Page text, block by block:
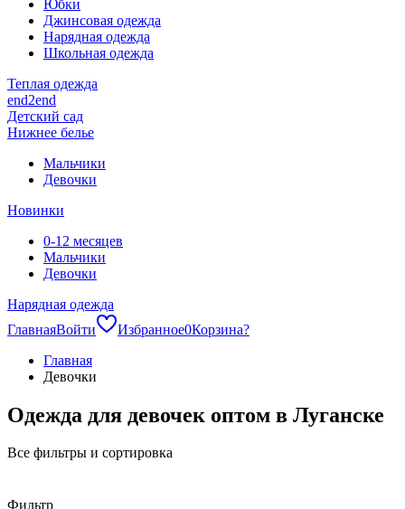
Юбки
Джинсовая одежда
Нарядная одежда
Школьная одежда
Теплая одежда
end2end
Детский сад
Нижнее белье
Мальчики
Девочки
Новинки
0-12 месяцев
Мальчики
Девочки
Нарядная одежда
ГлавнаяВойти Избранное0Корзина?
Главная
Девочки
Одежда для девочек оптом в Луганске
Все фильтры и сортировка
Фильтр